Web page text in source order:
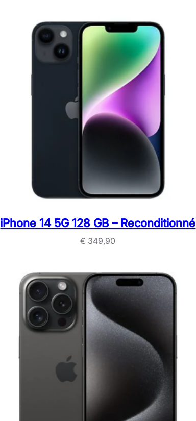
iPhone 14 5G 128 GB – Reconditionné
€ 349,90